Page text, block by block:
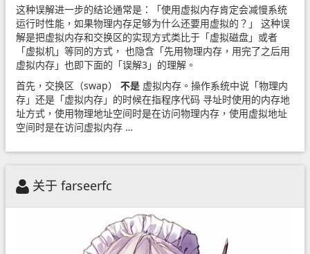
这种误解进一步的结论通常是：「使用虚拟内存肯定会减慢系统
运行时性能，如果物理内存足够为什么还要用虚拟的？」 这种误
解是把虚拟内存和交换区的实现方式类比于「虚拟磁盘」或者
「虚拟机」等同的方式， 也隐含「先用物理内存，用完了之后用
虚拟内存」也即下面的「误解3」的理解。
首先，交换区（swap） 不是 虚拟内存。操作系统中说「物理内
存」还是「虚拟内存」的时候在指程序代码 寻址时使用的内存地
址方式，使用物理地址空间时是在访问物理内存，使用虚拟地址
空间时是在访问虚拟内存 …
关于 farseerfc